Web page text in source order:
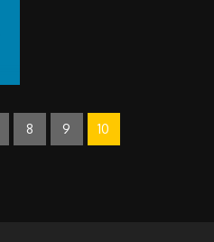
8 9 10